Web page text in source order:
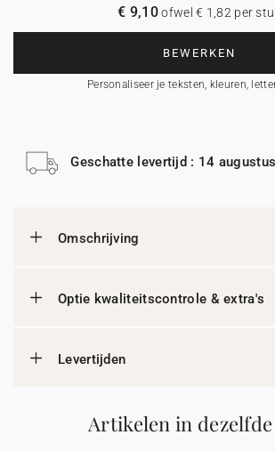
BEWERKEN
Personaliseer je teksten, kleuren,
€ 9,10ofwel € 1,82 per
Geschatte levertijd : 14
Omschrijving
Optie kwaliteitscontrole & extra's
Levertijden
Artikelen in